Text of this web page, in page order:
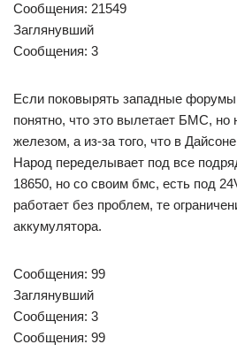
Сообщения: 21549
Заглянувший
Сообщения: 3
Если поковырять западные
понятно, что это вылетает БМС, но
железом, а из-за того, что в
Народ переделывает под все
18650, но со своим бмс, есть под
работает без проблем, те
аккумулятора.
Сообщения: 99
Заглянувший
Сообщения: 3
Сообщения: 99